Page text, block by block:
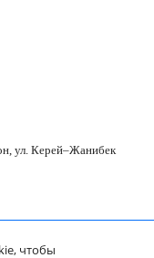
ул. Керей–Жанибек
чтобы